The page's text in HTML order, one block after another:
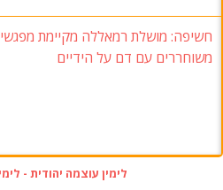
חשיפה: מושלת רמאללה מקיימת
משוחררים עם דם על הידיים
לימין עוצמה יהודית -